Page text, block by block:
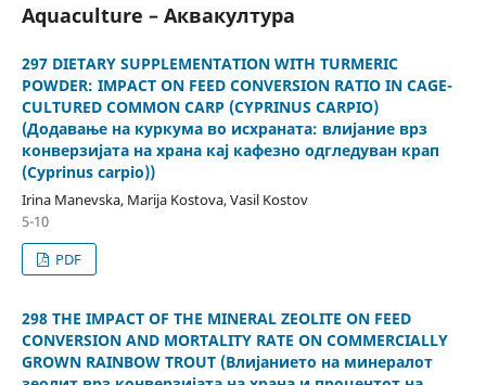
Aquaculture – Аквакултура
297 DIETARY SUPPLEMENTATION WITH TURMERIC
POWDER: IMPACT ON FEED CONVERSION RATIO IN CAGE-
CULTURED COMMON CARP (CYPRINUS CARPIO)
(Додавање на куркума во исхраната: влијание врз
конверзијата на храна кај кафезно одгледуван крап
(Cyprinus carpio))
Irina Manevska, Marija Kostova, Vasil Kostov
5-10
PDF
298 THE IMPACT OF THE MINERAL ZEOLITE ON FEED
CONVERSION AND MORTALITY RATE ON COMMERCIALLY
GROWN RAINBOW TROUT (Влијанието на минералот